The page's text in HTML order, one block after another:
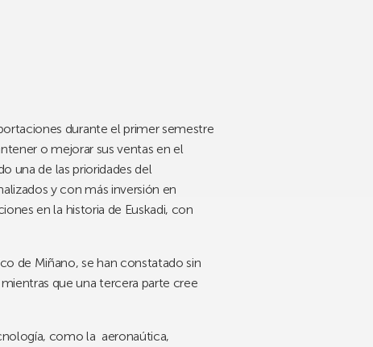
durante el primer semestre
o mejorar sus ventas en el
una de las prioridades del
y con más inversión en
en la historia de Euskadi, con
de Miñano, se han constatado sin
que una tercera parte cree
como la aeronaútica,